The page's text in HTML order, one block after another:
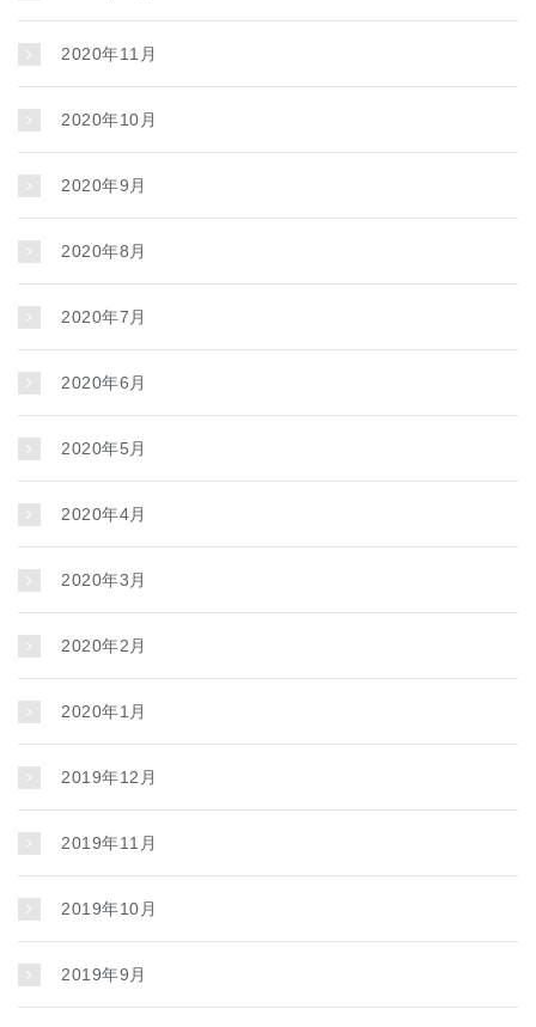
2020年11月
2020年10月
2020年9月
2020年8月
2020年7月
2020年6月
2020年5月
2020年4月
2020年3月
2020年2月
2020年1月
2019年12月
2019年11月
2019年10月
2019年9月